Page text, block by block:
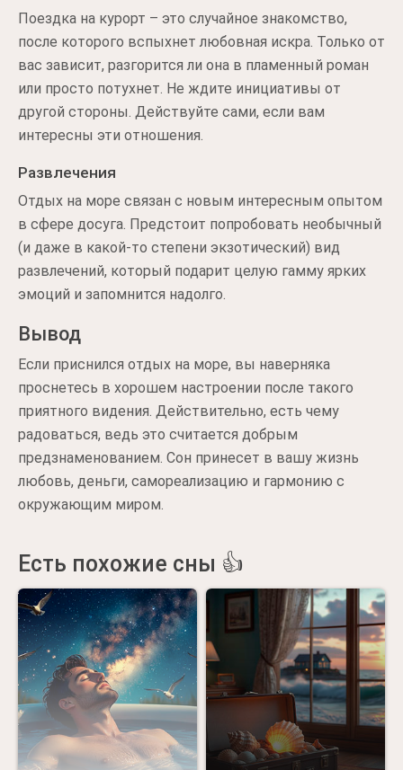
Поездка на курорт – это случайное знакомство,
после которого вспыхнет любовная искра. Только от
вас зависит, разгорится ли она в пламенный роман
или просто потухнет. Не ждите инициативы от
другой стороны. Действуйте сами, если вам
интересны эти отношения.
Развлечения
Отдых на море связан с новым интересным опытом
в сфере досуга. Предстоит попробовать необычный
(и даже в какой-то степени экзотический) вид
развлечений, который подарит целую гамму ярких
эмоций и запомнится надолго.
Вывод
Если приснился отдых на море, вы наверняка
проснетесь в хорошем настроении после такого
приятного видения. Действительно, есть чему
радоваться, ведь это считается добрым
предзнаменованием. Сон принесет в вашу жизнь
любовь, деньги, самореализацию и гармонию с
окружающим миром.
Есть похожие сны 👍